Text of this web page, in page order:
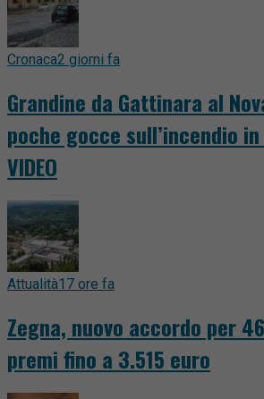
Cronaca2 giorni fa
Grandine da Gattinara al
poche gocce sull’incendio
VIDEO
Attualità17 ore fa
Zegna, nuovo accordo per
premi fino a 3.515 euro